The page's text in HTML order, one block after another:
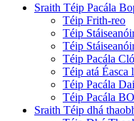
Sraith Téip Pacála
Téip Frith-reo
Téip
Téip
Téip Pacála
Téip atá Éasca
Téip Pacála
Téip Pacála
Sraith Téip dhá